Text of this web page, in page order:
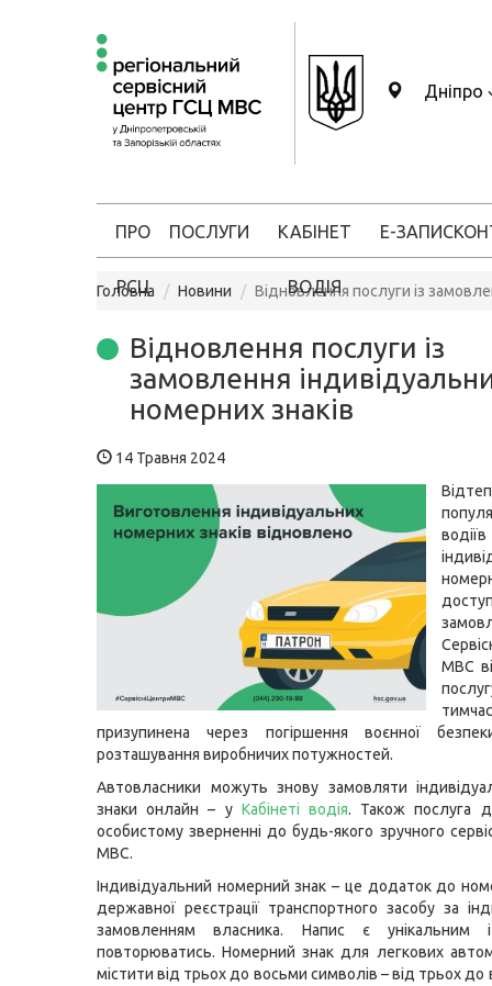
Дніпро
ПРО
РСЦ
ПОСЛУГИ КАБІНЕТ
ВОДІЯ
Е-ЗАПИС
Головна Новини Відновлення послуги із
Відновлення послуги із
замовлення
номерних знаків
14 Травня 2024
водіїв
МВС
призупинена через погіршення воєнної
розташування виробничих потужностей.
Автовласники можуть знову замовляти
знаки онлайн – у Кабінеті водія. Також послуга
особистому зверненні до будь-якого зручного
МВС.
Індивідуальний номерний знак – це додаток до
державної реєстрації транспортного засобу за
замовленням власника. Напис є
повторюватись. Номерний знак для легкових
містити від трьох до восьми символів – від трьох до